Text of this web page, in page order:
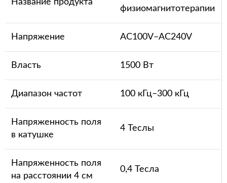
физиомагнитотерапии
Напряжение AC100V–AC240V
Власть 1500 Вт
Диапазон частот 100 кГц–300 кГц
Напряженность поля
в катушке
4 Теслы
Напряженность поля
на расстоянии 4 см
0,4 Тесла